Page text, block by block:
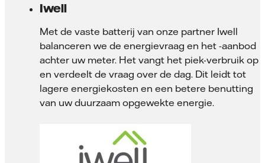
Iwell
Met de vaste batterij van onze partner Iwell
balanceren we de energievraag en het -aanbod
achter uw meter. Het vangt het piek-verbruik op
en verdeelt de vraag over de dag. Dit leidt tot
lagere energiekosten en een betere benutting
van uw duurzaam opgewekte energie.